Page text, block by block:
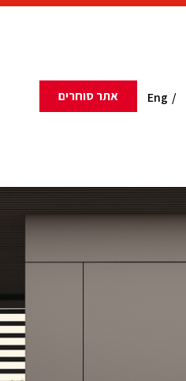
/
Eng אתר סוחרים